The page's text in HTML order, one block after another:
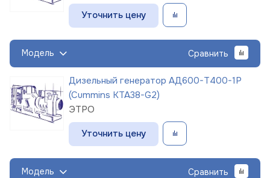
Уточнить цену
Модель Сравнить
Дизельный генератор АД600-Т400-1Р
(Cummins KTA38-G2)
ЭТРО
Уточнить цену
Модель Сравнить